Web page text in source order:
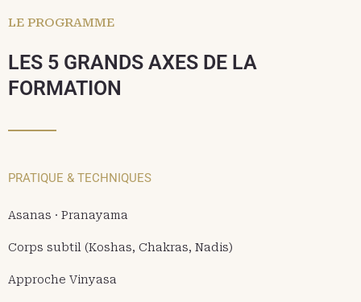
LE PROGRAMME
LES 5 GRANDS AXES DE LA
FORMATION
PRATIQUE & TECHNIQUES
Asanas · Pranayama
Corps subtil (Koshas, Chakras, Nadis)
Approche Vinyasa